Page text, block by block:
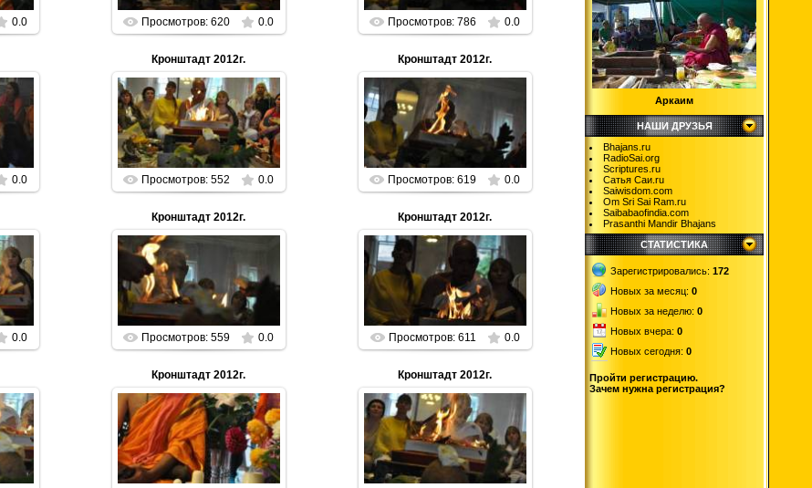
0.0 Просмотров: 620 0.0 Просмотров: 786 0.0
0.0
Кронштадт 2012г.
01.01.2013
Parabrahman
Просмотров: 552 0.0
Кронштадт 2012г.
01.01.2013
Parabrahman
Просмотров: 619 0.0
0.0
Кронштадт 2012г.
01.01.2013
Parabrahman
Просмотров: 559 0.0
Кронштадт 2012г.
01.01.2013
Parabrahman
Просмотров: 611 0.0
Кронштадт 2012г.
01.01.2013
Parabrahman
Кронштадт 2012г.
01.01.2013
Parabrahman
Аркаим
НАШИ ДРУЗЬЯ
Bhajans.ru
RadioSai.org
Scriptures.ru
Сатья Саи.ru
Saiwisdom.com
Om Sri Sai Ram.ru
Saibabaofindia.com
Prasanthi Mandir Bhajans
СТАТИСТИКА
Зарегистрировались: 172
Новых за месяц: 0
Новых за неделю: 0
Новых вчера: 0
Новых сегодня: 0
Пройти регистрацию.
Зачем нужна регистрация?